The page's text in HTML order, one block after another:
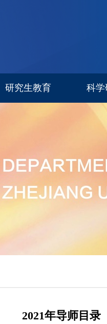
研究生教育
研究生导师
科学
2021年导师目录